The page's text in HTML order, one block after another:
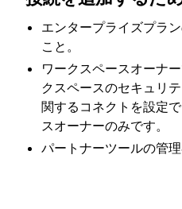
エンタープライズプラ
こと。
ワークスペースオーナ
クスペースのセキュリ
関するコネクトを設定
スオーナーのみです。
パートナーツールの管理